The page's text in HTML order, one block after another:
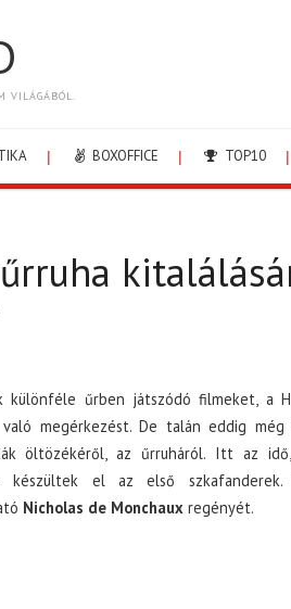
VILÁGÁBÓL.
BOXOFFICE TOP10
különféle űrben játszódó filmeket, a
való megérkezést. De talán eddig
öltözékéről, az űrruháról. Itt az
készültek el az első szkafanderek.
Nicholas de Monchaux regényét.